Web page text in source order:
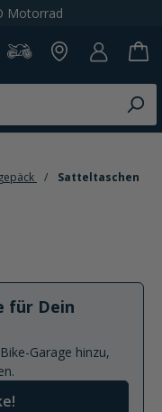
Satteltaschen
für Dein
Garage hinzu,